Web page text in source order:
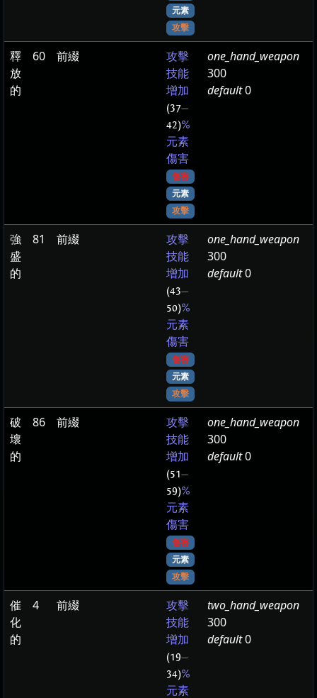
元素
攻擊
釋
放
的
60 前綴
攻擊
技能
增加
(37—
42)%
元素
傷害
傷害
元素
攻擊
one_hand_weapon
300
default0
強
盛
的
81 前綴
攻擊
技能
增加
(43—
50)%
元素
傷害
傷害
元素
攻擊
one_hand_weapon
300
default0
破
壞
的
86 前綴
攻擊
技能
增加
(51—
59)%
元素
傷害
傷害
元素
攻擊
one_hand_weapon
300
default0
催
化
的
4 前綴
攻擊
技能
增加
(19—
34)%
元素
two_hand_weapon
300
default0